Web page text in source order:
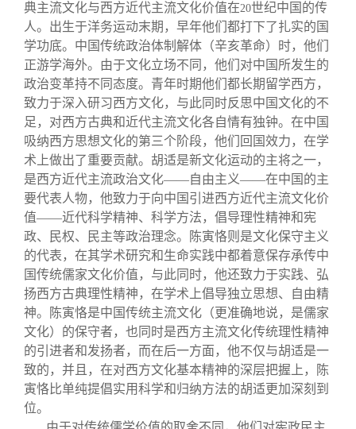
信息化服务
三创大赛
实用信息
总会简介
会长致辞
总会章程
理事会名单
制度法规
联系我们
关闭
典主流文化与西方近代主流文化价值在20世纪中国的传
人。出生于洋务运动末期，早年他们都打下了扎实的国
学功底。中国传统政治体制解体（辛亥革命）时，他们
正游学海外。由于文化立场不同，他们对中国所发生的
政治变革持不同态度。青年时期他们都长期留学西方，
致力于深入研习西方文化，与此同时反思中国文化的不
足，对西方古典和近代主流文化各自情有独钟。在中国
吸纳西方思想文化的第三个阶段，他们回国效力，在学
术上做出了重要贡献。胡适是新文化运动的主将之一，
是西方近代主流政治文化——自由主义——在中国的主
要代表人物，他致力于向中国引进西方近代主流文化价
值——近代科学精神、科学方法，倡导理性精神和宪
政、民权、民主等政治理念。陈寅恪则是文化保守主义
的代表，在其学术研究和生命实践中都着意保存承传中
国传统儒家文化价值，与此同时，他还致力于实践、弘
扬西方古典理性精神，在学术上倡导独立思想、自由精
神。陈寅恪是中国传统主流文化（更准确地说，是儒家
文化）的保守者，也同时是西方主流文化传统理性精神
的引进者和发扬者，而在后一方面，他不仅与胡适是一
致的，并且，在对西方文化基本精神的深层把握上，陈
寅恪比单纯提倡实用科学和归纳方法的胡适更加深刻到
位。